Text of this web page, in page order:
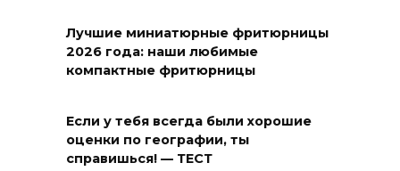
Лучшие миниатюрные фритюрницы
2026 года: наши любимые
компактные фритюрницы
Если у тебя всегда были хорошие
оценки по географии, ты
справишься! — ТЕСТ